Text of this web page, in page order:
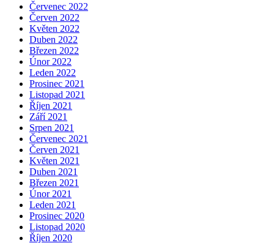
Červenec 2022
Červen 2022
Květen 2022
Duben 2022
Březen 2022
Únor 2022
Leden 2022
Prosinec 2021
Listopad 2021
Říjen 2021
Září 2021
Srpen 2021
Červenec 2021
Červen 2021
Květen 2021
Duben 2021
Březen 2021
Únor 2021
Leden 2021
Prosinec 2020
Listopad 2020
Říjen 2020